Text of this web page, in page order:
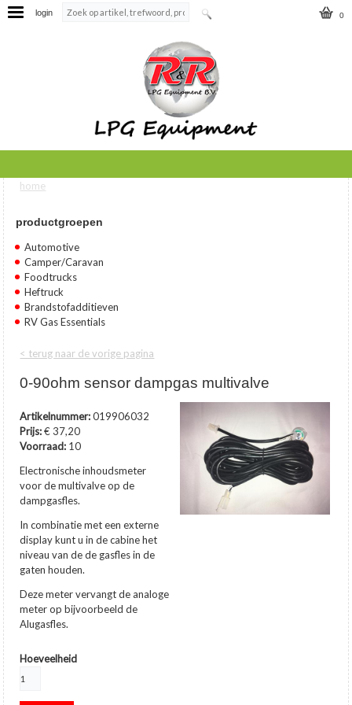
0
login
U bent hier
home
productgroepen
Automotive
Camper/Caravan
Foodtrucks
Heftruck
Brandstofadditieven
RV Gas Essentials
< terug naar de vorige pagina
0-90ohm sensor dampgas multivalve
Artikelnummer:019906032
Prijs: € 37,20
Voorraad: 10
Electronische inhoudsmeter
voor de multivalve op de
dampgasfles.
In combinatie met een externe
display kunt u in de cabine het
niveau van de de gasfles in de
gaten houden.
Deze meter vervangt de analoge
meter op bijvoorbeeld de
Alugasfles.
Hoeveelheid